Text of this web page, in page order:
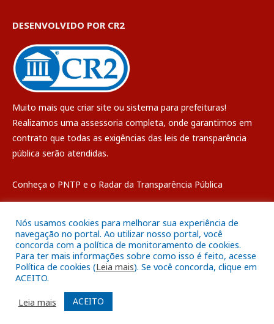
DESENVOLVIDO POR CR2
Muito mais que criar site ou sistema para prefeituras!
Realizamos uma assessoria completa, onde garantimos em
contrato que todas as exigências das leis de transparência
pública serão atendidas.
Conheça o PNTP e o Radar da Transparência Pública
Todos os direitos reservados a Câmara Municipal de Breves
Mapa do Site
Acessar o Webmail
Nós usamos cookies para melhorar sua experiência de
navegação no portal. Ao utilizar nosso portal, você
concorda com a política de monitoramento de cookies.
Para ter mais informações sobre como isso é feito, acesse
Política de cookies (Leia mais). Se você concorda, clique em
ACEITO.
Leia mais
ACEITO